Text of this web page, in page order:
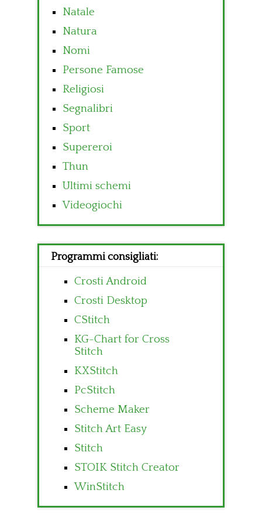
Natale
Natura
Nomi
Persone Famose
Religiosi
Segnalibri
Sport
Supereroi
Thun
Ultimi schemi
Videogiochi
Programmi consigliati:
Crosti Android
Crosti Desktop
CStitch
KG-Chart for Cross
Stitch
KXStitch
PcStitch
Scheme Maker
Stitch Art Easy
Stitch
STOIK Stitch Creator
WinStitch